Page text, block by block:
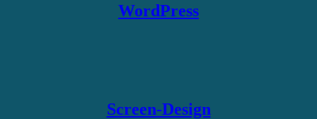
WordPress
Screen-Design